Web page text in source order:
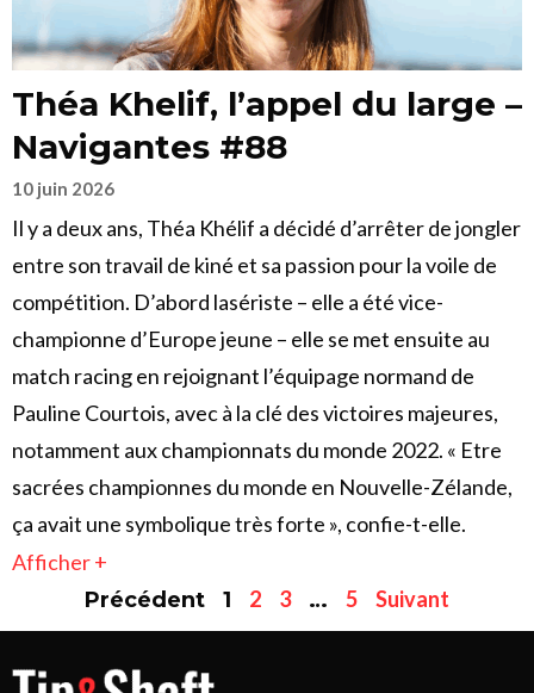
Théa Khelif, l’appel du large –
Navigantes #88
10 juin 2026
Il y a deux ans, Théa Khélif a décidé d’arrêter de jongler
entre son travail de kiné et sa passion pour la voile de
compétition. D’abord lasériste – elle a été vice-
championne d’Europe jeune – elle se met ensuite au
match racing en rejoignant l’équipage normand de
Pauline Courtois, avec à la clé des victoires majeures,
notamment aux championnats du monde 2022. « Etre
sacrées championnes du monde en Nouvelle-Zélande,
ça avait une symbolique très forte », confie-t-elle.
Afficher +
Précédent
1 2 3 … 5 Suivant